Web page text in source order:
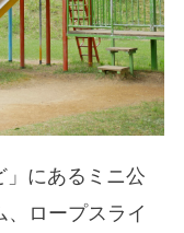
」にあるミニ公
、ロープスライ